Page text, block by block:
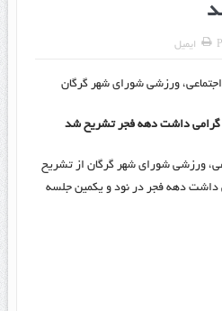
ایمیل
ورزشی شورای شهر گرگان
گرامی داشت دهه فجر تشریح شد
ورزشی شورای شهر گرگان از تشریح
داشت دهه فجر در نود و یکمین جلسه